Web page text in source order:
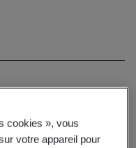
cookies », vous
votre appareil pour